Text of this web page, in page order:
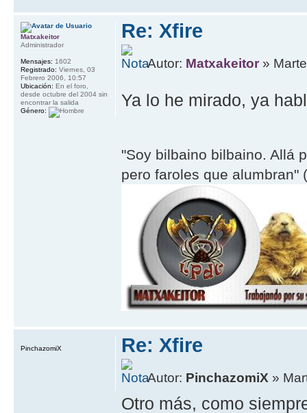
Re: Xfire
Autor: Matxakeitor »
Ya lo he mirado, ya
"Soy bilbaino bilbaino. Allá
pero faroles que alumbran"
Matxakeitor
Administrador
Mensajes: 1602
Registrado: Viernes, 03
Febrero 2006, 10:57
Ubicación: En el foro,
desde octubre del 2004 sin
encontrar la salida
Género:
Re: Xfire
Autor: PinchazomiX »
Otro más, como
PinchazomiX